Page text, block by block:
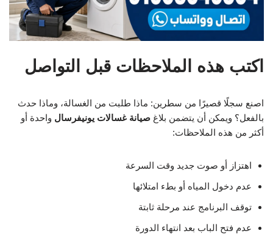
اكتب هذه الملاحظات قبل التواصل
اصنع سجلًا قصيرًا من سطرين: ماذا طلبت من الغسالة، وماذا حدث
بالفعل؟ ويمكن أن يتضمن بلاغ صيانة غسالات يونيفرسال واحدة أو
أكثر من هذه الملاحظات:
اهتزاز أو صوت جديد وقت السرعة
عدم دخول المياه أو بطء امتلائها
توقف البرنامج عند مرحلة ثابتة
عدم فتح الباب بعد انتهاء الدورة